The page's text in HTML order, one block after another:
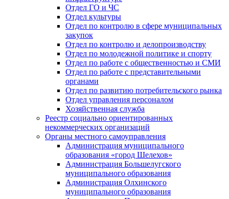
Отдел ГО и ЧС
Отдел культуры
Отдел по контролю в сфере муниципальных
закупок
Отдел по контролю и делопроизводству
Отдел по молодежной политике и спорту
Отдел по работе с общественностью и СМИ
Отдел по работе с представительными
органами
Отдел по развитию потребительского рынка
Отдел управления персоналом
Хозяйственная служба
Реестр социально ориентированных
некоммерческих организаций
Органы местного самоуправления
Администрация муниципального
образования «город Шелехов»
Администрация Большелугского
муниципального образования
Администрация Олхинского
муниципального образования